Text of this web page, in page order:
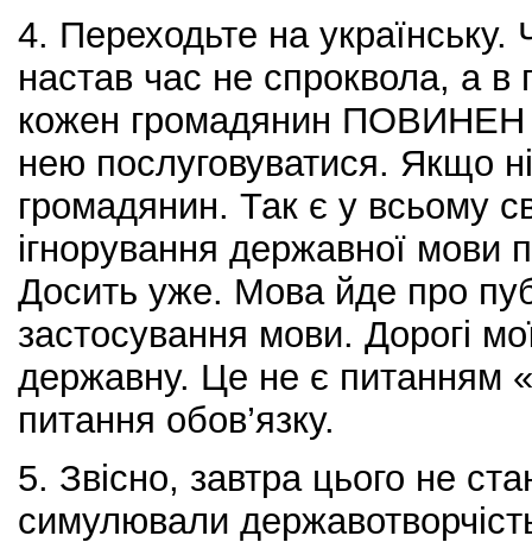
4. Переходьте на
настав час не спроквола, а в
кожен громадянин ПОВИНЕН
нею послуговуватися. Якщо
громадянин. Так є у всьому
ігнорування державної мови
Досить уже. Мова йде про
застосування мови. Дорогі
державну. Це не є питанням
питання обов’язку.
5. Звісно, завтра цього не
симулювали